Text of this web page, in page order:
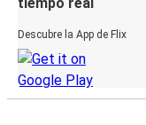
Descubre la App de Flix